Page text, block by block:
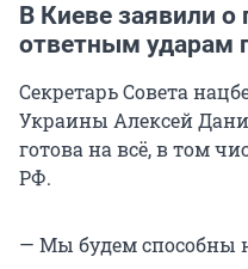
В Киеве заявили о
ответным ударам
Секретарь Совета
Украины Алексей
готова на всё, в том
РФ.
— Мы будем способны